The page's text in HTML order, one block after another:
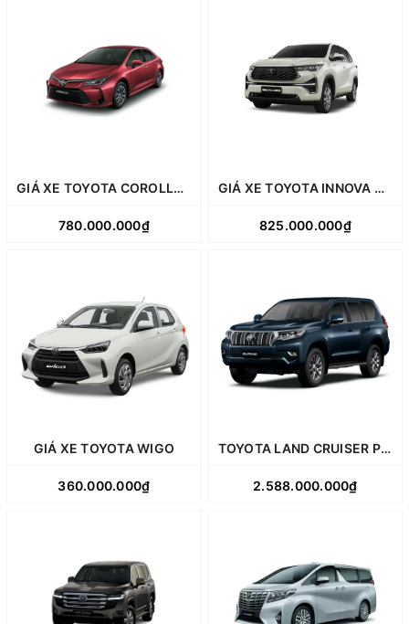
GIÁ XE TOYOTA COROLLA ALTIS
780.000.000₫
GIÁ XE TOYOTA INNOVA CROSS
825.000.000₫
GIÁ XE TOYOTA WIGO
360.000.000₫
TOYOTA LAND CRUISER PRADO
2.588.000.000₫